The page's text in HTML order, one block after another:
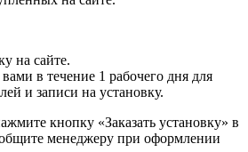
на сайте.
в течение 1 рабочего дня для
и записи на установку.
кнопку «Заказать установку» в
менеджеру при оформлении